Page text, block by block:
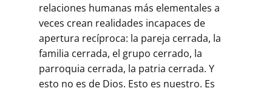
relaciones humanas más elementales a
veces crean realidades incapaces de
apertura recíproca: la pareja cerrada, la
familia cerrada, el grupo cerrado, la
parroquia cerrada, la patria cerrada. Y
esto no es de Dios. Esto es nuestro. Es